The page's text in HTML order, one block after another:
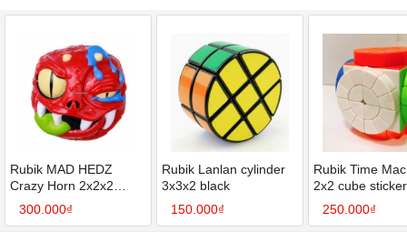
Rubik MAD HEDZ
Crazy Horn 2x2x2
Puzzle Head (NS-
CB2224)
300.000₫
Rubik Lanlan cylinder
3x3x2 black
150.000₫
Rubik Time
2x2 cube
(SP003706)
250.000₫